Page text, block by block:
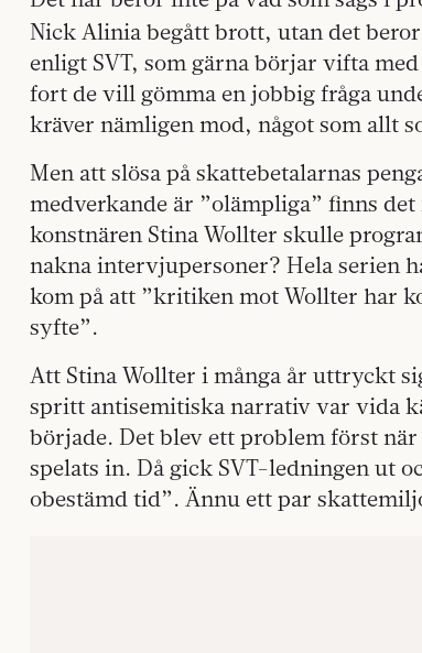
Nick Alinia begått brott, utan det
enligt SVT, som gärna börjar vifta
fort de vill gömma en jobbig fråga
kräver nämligen mod, något som allt
Men att slösa på skattebetalarnas
medverkande är ”olämpliga” finns
konstnären Stina Wollter skulle
nakna intervjupersoner? Hela serien
kom på att ”kritiken mot Wollter har
syfte”.
Att Stina Wollter i många år uttryckt
spritt antisemitiska narrativ var vida
började. Det blev ett problem först
spelats in. Då gick SVT-ledningen ut
obestämd tid”. Ännu ett par